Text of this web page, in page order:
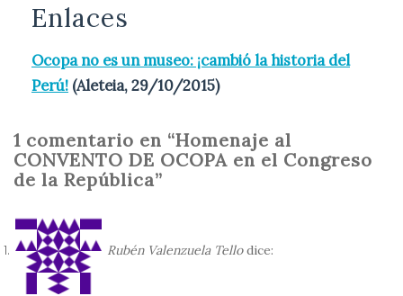
Enlaces
Ocopa no es un museo: ¡cambió la historia del
Perú! (Aleteia, 29/10/2015)
1 comentario en “Homenaje al
CONVENTO DE OCOPA en el Congreso
de la República”
Rubén Valenzuela Tello dice: